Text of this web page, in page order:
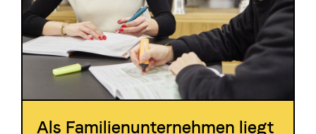
Als Familienunternehmen liegt